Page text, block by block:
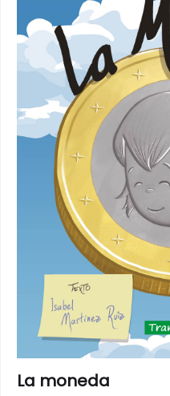
La moneda